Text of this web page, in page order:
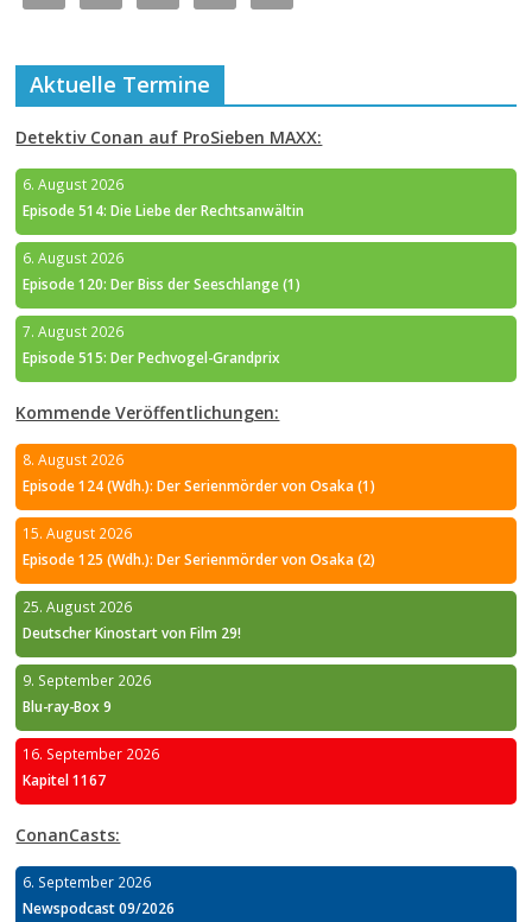
Aktuelle Termine
Detektiv Conan auf ProSieben MAXX:
6. August 2026
Episode 514: Die Liebe der Rechtsanwältin
6. August 2026
Episode 120: Der Biss der Seeschlange (1)
7. August 2026
Episode 515: Der Pechvogel-Grandprix
Kommende Veröffentlichungen:
8. August 2026
Episode 124 (Wdh.): Der Serienmörder von Osaka (1)
15. August 2026
Episode 125 (Wdh.): Der Serienmörder von Osaka (2)
25. August 2026
Deutscher Kinostart von Film 29!
9. September 2026
Blu-ray-Box 9
16. September 2026
Kapitel 1167
ConanCasts:
6. September 2026
Newspodcast 09/2026